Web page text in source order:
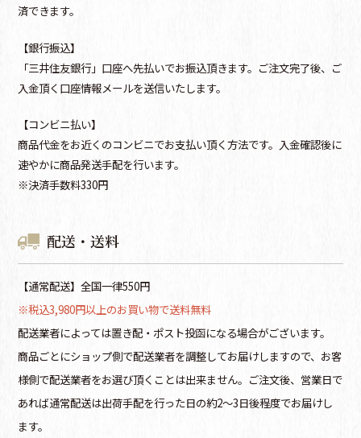
済できます。
【銀行振込】
「三井住友銀行」口座へ先払いでお振込頂きます。ご注文完了後、ご
入金頂く口座情報メールを送信いたします。
【コンビニ払い】
商品代金をお近くのコンビニでお支払い頂く方法です。入金確認後に
速やかに商品発送手配を行います。
※決済手数料330円
配送・送料
【通常配送】全国一律550円
※税込3,980円以上のお買い物で送料無料
配送業者によっては置き配・ポスト投函になる場合がございます。
商品ごとにショップ側で配送業者を調整してお届けしますので、お客
様側で配送業者をお選び頂くことは出来ません。ご注文後、営業日で
あれば通常配送は出荷手配を行った日の約2～3日後程度でお届けし
ます。